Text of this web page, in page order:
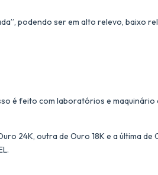
podendo ser em alto relevo, baixo
é feito com laboratórios e
24K, outra de Ouro 18K e a última